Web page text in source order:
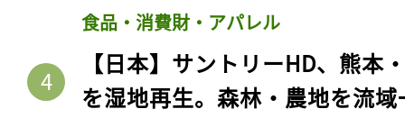
食品・消費財・アパレル
【日本】サントリーHD、熊本
を湿地再生。森林・農地を流
ログイン